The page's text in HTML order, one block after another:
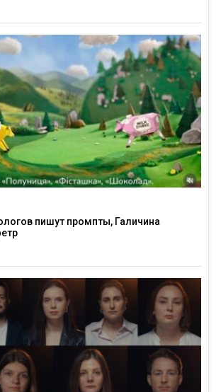
пишут промпты, Галичина